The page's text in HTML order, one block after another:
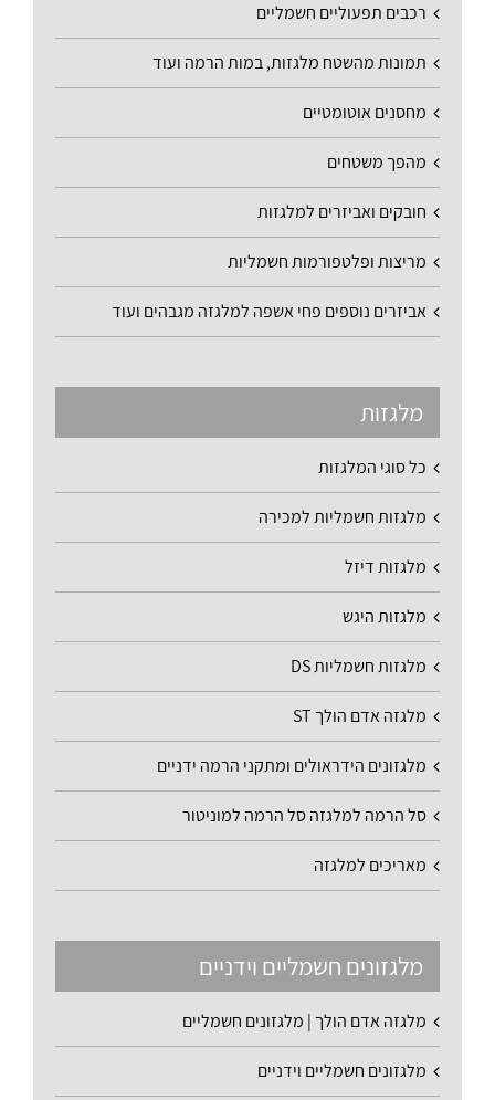
רכבים תפעוליים חשמליים
תמונות מהשטח מלגזות, במות הרמה ועוד
מחסנים אוטומטיים
מהפך משטחים
חובקים ואביזרים למלגזות
מריצות ופלטפורמות חשמליות
אביזרים נוספים פחי אשפה למלגזה מגבהים ועוד
מלגזות
כל סוגי המלגזות
מלגזות חשמליות למכירה
מלגזות דיזל
מלגזות היגש
מלגזות חשמליות DS
מלגזה אדם הולך ST
מלגזונים הידראולים ומתקני הרמה ידניים
סל הרמה למלגזה סל הרמה למוניטור
מאריכים למלגזה
מלגזונים חשמליים וידניים
מלגזה אדם הולך | מלגזונים חשמליים
מלגזונים חשמליים וידניים